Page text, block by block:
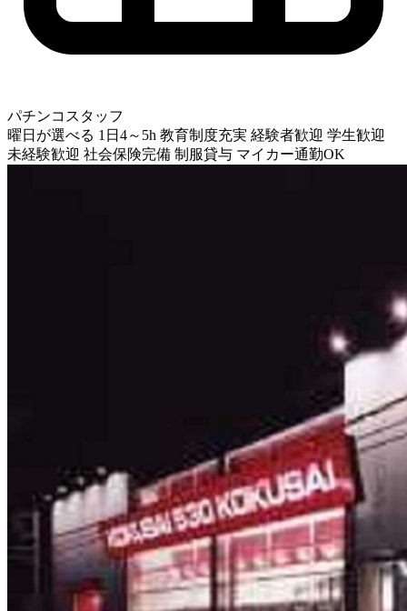
パチンコスタッフ
曜日が選べる 1日4～5h 教育制度充実 経験者歓迎 学生歓迎
未経験歓迎 社会保険完備 制服貸与 マイカー通勤OK